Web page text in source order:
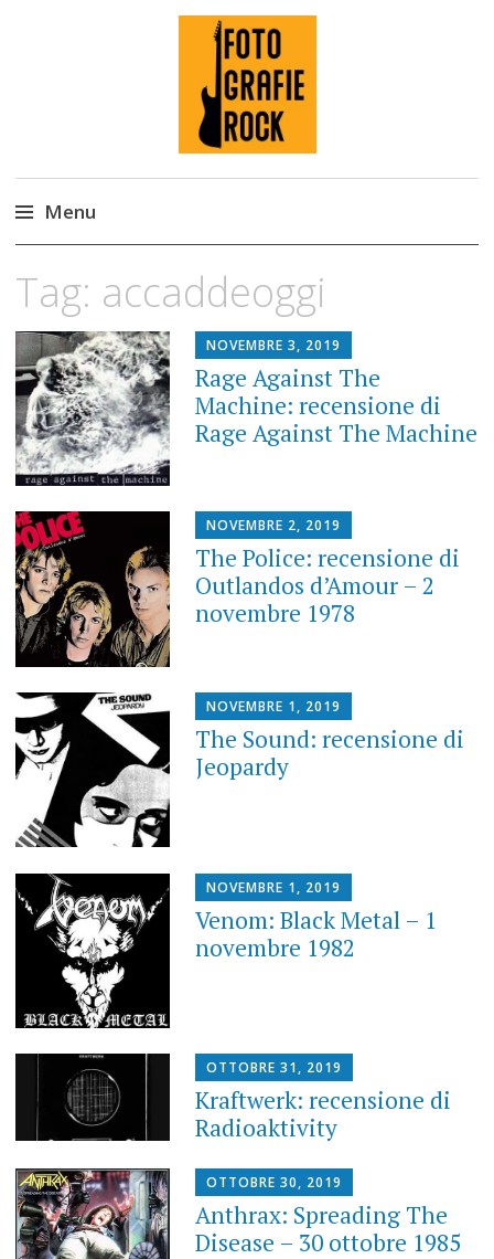
Fotografie ROCK
Menu
content
Tag: accaddeoggi
NOVEMBRE 3, 2019
Rage Against The
Machine: recensione di
Rage Against The Machine
NOVEMBRE 2, 2019
The Police: recensione di
Outlandos d’Amour – 2
novembre 1978
NOVEMBRE 1, 2019
The Sound: recensione di
Jeopardy
NOVEMBRE 1, 2019
Venom: Black Metal – 1
novembre 1982
OTTOBRE 31, 2019
Kraftwerk: recensione di
Radioaktivity
OTTOBRE 30, 2019
Anthrax: Spreading The
Disease – 30 ottobre 1985